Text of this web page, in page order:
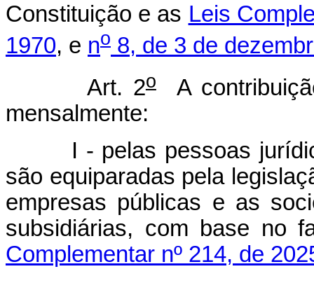
Constituição e as Leis
1970, e no 8, de 3 de
Art. 2oA
mensalmente:
I - pelas pessoas
são equiparadas pela
empresas públicas e as
subsidiárias, com base
Complementar nº 214, de